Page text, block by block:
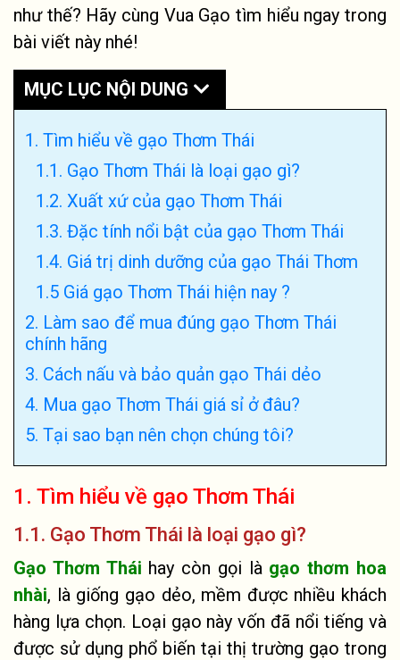
như thế? Hãy cùng Vua Gạo tìm hiểu ngay trong
bài viết này nhé!​
MỤC LỤC NỘI DUNG
1. Tìm hiểu về gạo Thơm Thái
1.1. Gạo Thơm Thái là loại gạo gì?
1.2. Xuất xứ của gạo Thơm Thái
1.3. Đặc tính nổi bật của gạo Thơm Thái
1.4. Giá trị dinh dưỡng của gạo Thái Thơm
1.5 Giá gạo Thơm Thái hiện nay ?
2. Làm sao để mua đúng gạo Thơm Thái
chính hãng
3. Cách nấu và bảo quản gạo Thái dẻo
4. Mua gạo Thơm Thái giá sỉ ở đâu?
5. Tại sao bạn nên chọn chúng tôi?
1. Tìm hiểu về gạo Thơm Thái
1.1. Gạo Thơm Thái là loại gạo gì?
Gạo Thơm Thái hay còn gọi là gạo thơm hoa
nhài, là giống gạo dẻo, mềm được nhiều khách
hàng lựa chọn. Loại gạo này vốn đã nổi tiếng và
được sử dụng phổ biến tại thị trường gạo trong